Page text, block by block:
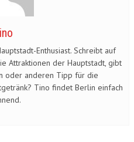
Enthusiast. Schreibt auf
Attraktionen der Hauptstadt, gibt
oder anderen Tipp für die
Tino findet Berlin einfach